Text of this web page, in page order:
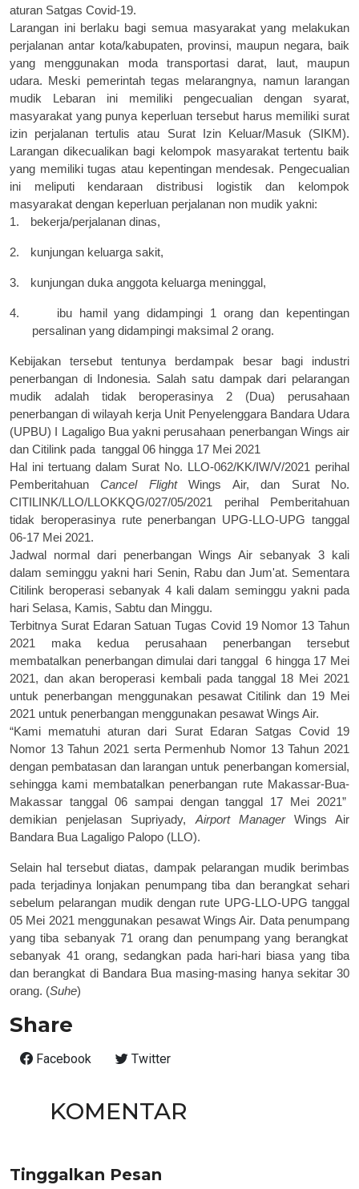
aturan Satgas Covid-19.
Larangan ini berlaku bagi semua masyarakat yang melakukan
perjalanan antar kota/kabupaten, provinsi, maupun negara, baik
yang menggunakan moda transportasi darat, laut, maupun
udara. Meski pemerintah tegas melarangnya, namun larangan
mudik Lebaran ini memiliki pengecualian dengan syarat,
masyarakat yang punya keperluan tersebut harus memiliki surat
izin perjalanan tertulis atau Surat Izin Keluar/Masuk (SIKM).
Larangan dikecualikan bagi kelompok masyarakat tertentu baik
yang memiliki tugas atau kepentingan mendesak. Pengecualian
ini meliputikendaraan distribusi logistik dan kelompok
masyarakat dengan keperluan perjalanan non mudik yakni:
1.
bekerja/perjalanan dinas,
2. kunjungan keluarga sakit,
3. kunjungan duka anggota keluarga meninggal,
4.
ibu hamil yang didampingi 1 orang dan kepentingan
persalinan yang didampingi maksimal 2 orang.
Kebijakan tersebut tentunya berdampak besar bagi industri
penerbangan di Indonesia. Salah satu dampak dari pelarangan
mudik adalah tidak beroperasinya 2 (Dua) perusahaan
penerbangan di wilayah kerja Unit Penyelenggara Bandara Udara
(UPBU) I Lagaligo Bua yakni perusahaan penerbangan Wings air
dan Citilink pada tanggal 06 hingga 17 Mei 2021
Hal ini tertuang dalam Surat No. LLO-062/KK/IW/V/2021 perihal
PemberitahuanCancel FlightWings Air, dan Surat No.
CITILINK/LLO/LLOKKQG/027/05/2021 perihal Pemberitahuan
tidak beroperasinya rute penerbangan UPG-LLO-UPGtanggal
06-17 Mei 2021.
Jadwal normal dari penerbangan Wings Air sebanyak 3 kali
dalam seminggu yakni hari Senin, Rabu dan Jum'at. Sementara
Citilink beroperasi sebanyak 4 kali dalam seminggu yakni pada
hari Selasa, Kamis, Sabtu dan Minggu.
Terbitnya Surat Edaran Satuan Tugas Covid 19 Nomor 13 Tahun
2021 maka kedua perusahaan penerbangan tersebut
membatalkan penerbangan dimulai dari tanggal 6 hingga 17 Mei
2021, dan akan beroperasi kembali pada tanggal 18 Mei 2021
untuk penerbangan menggunakan pesawat Citilink dan 19 Mei
2021 untuk penerbangan menggunakan pesawat Wings Air.
“Kami mematuhi aturan dari Surat Edaran Satgas Covid 19
Nomor 13 Tahun 2021 serta Permenhub Nomor 13 Tahun 2021
dengan pembatasan dan larangan untuk penerbangan komersial,
sehingga kami membatalkan penerbangan rute Makassar-Bua-
Makassar tanggal 06 sampai dengan tanggal 17 Mei 2021”
demikian penjelasan Supriyady, Airport ManagerWings Air
Bandara Bua Lagaligo Palopo (LLO).
Selain hal tersebut diatas, dampak pelarangan mudik berimbas
pada terjadinya lonjakan penumpang tiba dan berangkat sehari
sebelum pelarangan mudik dengan rute UPG-LLO-UPG tanggal
05 Mei 2021 menggunakan pesawat Wings Air. Data penumpang
yang tiba sebanyak 71 orang dan penumpang yang berangkat
sebanyak 41 orang, sedangkan pada hari-hari biasa yang tiba
dan berangkat di Bandara Bua masing-masing hanya sekitar 30
orang. (Suhe)
Share
Facebook Twitter
KOMENTAR
Tinggalkan Pesan